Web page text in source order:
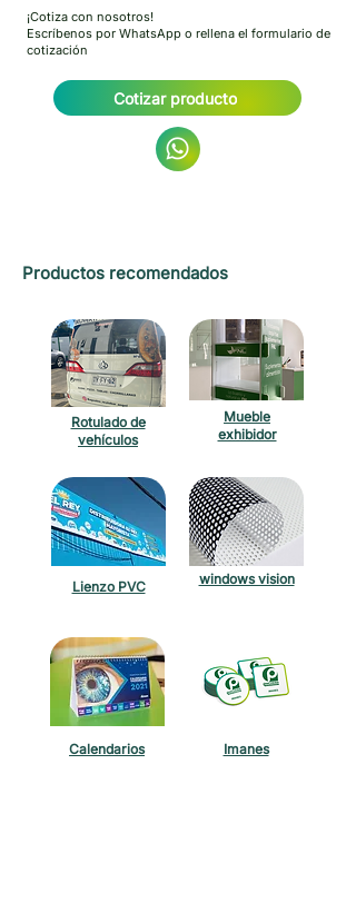
¡Cotiza con nosotros!
Escríbenos por WhatsApp o rellena el formulario de
cotización
Cotizar producto
Productos recomendados
Rotulado de
vehículos
Mueble
exhibidor
Lienzo PVC windows vision
Calendarios Imanes